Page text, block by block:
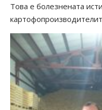
Това е болезнената